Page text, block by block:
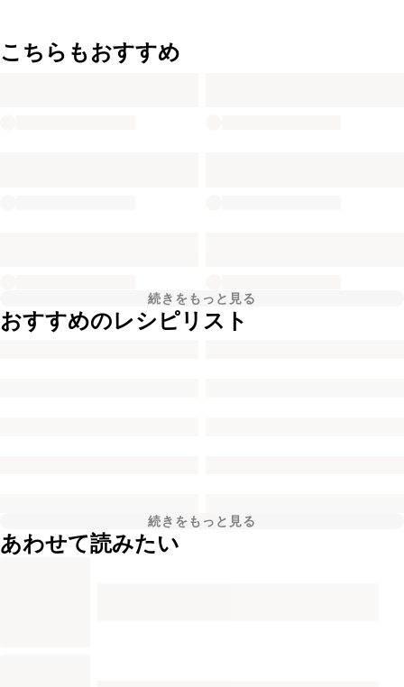
こちらもおすすめ
続きをもっと見る
おすすめのレシピリスト
続きをもっと見る
あわせて読みたい